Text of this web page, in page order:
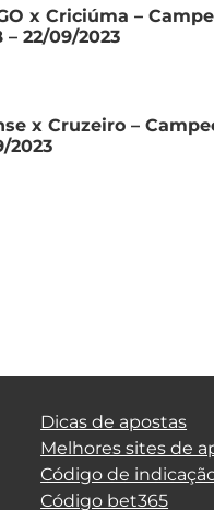
x Criciúma –
22/09/2023
x Cruzeiro –
2023
Dicas de apostas
Melhores sites de
Código de
Código bet365